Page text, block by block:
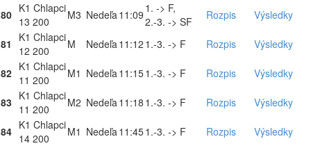
80 K1 Chlapci
13 200
M3 Nedeľa11:09 1. -> F,
2.-3. -> SF
Rozpis Výsledky
81
K1 Chlapci
12 200
M Nedeľa11:12 1.-3. -> F Rozpis Výsledky
82 K1 Chlapci
11 200
M1 Nedeľa11:151.-3. -> F Rozpis Výsledky
83 K1 Chlapci
11 200
M2 Nedeľa11:18 1.-3. -> F Rozpis Výsledky
84 K1 Chlapci
14 200
M1 Nedeľa11:451.-3. -> F Rozpis Výsledky